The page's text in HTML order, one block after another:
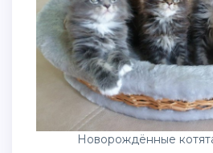
Новорождённые